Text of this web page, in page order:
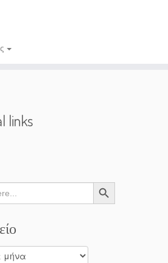
links
Search Button